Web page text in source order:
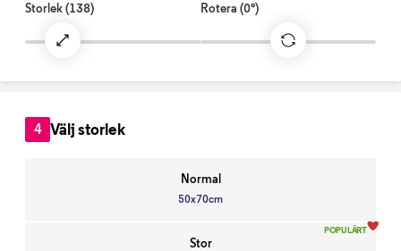
Storlek(138) Rotera (0°)
4 Välj storlek
Normal
50x70cm
POPULÄRT
Stor